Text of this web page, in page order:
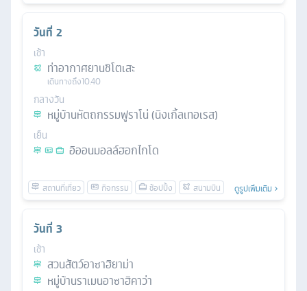
วันที่ 2
เช้า
ท่าอากาศยานชิโตเสะ
เดินทางถึง10.40
กลางวัน
หมู่บ้านหัตถกรรมฟูราโน่ (นิงเกิ้ลเทอเรส)
เย็น
อิออนมอลล์ฮอกไกโด
ดูรูปเพิ่มเติม
วันที่ 3
เช้า
สวนสัตว์อาซาฮิยาม่า
หมู่บ้านราเมนอาซาฮิคาว่า